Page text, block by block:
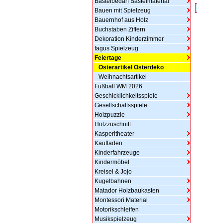
Bauen mit Spielzeug
Bauernhof aus Holz
Buchstaben Ziffern
Dekoration Kinderzimmer
fagus Spielzeug
Feiertage
Osterartikel Osterdeko
Weihnachtsartikel
Fußball WM 2026
Geschicklichkeitsspiele
Gesellschaftsspiele
Holzpuzzle
Holzzuschnitt
Kasperltheater
Kaufladen
Kinderfahrzeuge
Kindermöbel
Kreisel & Jojo
Kugelbahnen
Matador Holzbaukasten
Montessori Material
Motorikschleifen
Musikspielzeug